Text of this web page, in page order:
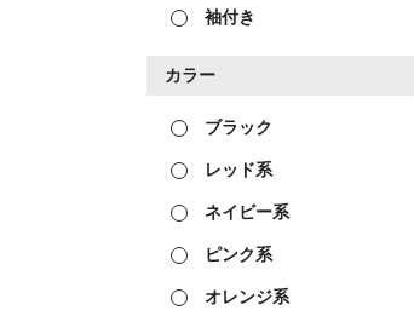
袖付き
カラー
ブラック
レッド系
ネイビー系
ピンク系
オレンジ系